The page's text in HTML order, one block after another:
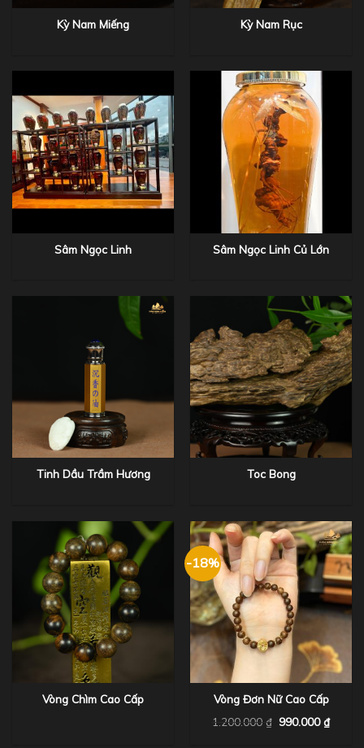
Kỳ Nam Miếng Kỳ Nam Rục
Sâm Ngọc Linh Sâm Ngọc Linh Củ Lớn
Tinh Dầu Trầm Hương Toc Bong
Vòng Chìm Cao Cấp
-18%
Vòng Đơn Nữ Cao Cấp
1.200.000 ₫ 990.000₫